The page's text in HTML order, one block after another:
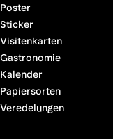
Poster
Sticker
Visitenkarten
Gastronomie
Kalender
Papiersorten
Veredelungen